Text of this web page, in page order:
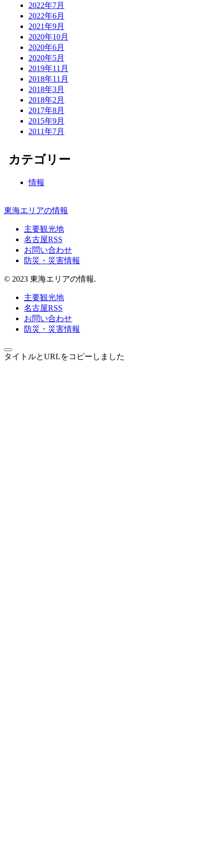
2022年7月
2022年6月
2021年9月
2020年10月
2020年6月
2020年5月
2019年11月
2018年11月
2018年3月
2018年2月
2017年8月
2015年9月
2011年7月
カテゴリー
情報
東海エリアの情報
主要観光地
名古屋RSS
お問い合わせ
防災・災害情報
© 2023 東海エリアの情報.
主要観光地
名古屋RSS
お問い合わせ
防災・災害情報
タイトルとURLをコピーしました